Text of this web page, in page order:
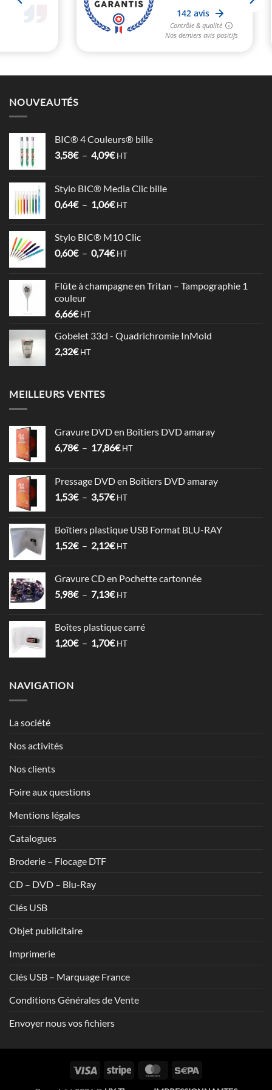
NOUVEAUTÉS
BIC® 4 Couleurs® bille
3,58€ – 4,09€Plage
3,58€
à
HT
Stylo BIC® Media Clic bille
0,64€ – 1,06€Plage
0,64€
à
HT
Stylo BIC® M10 Clic
0,60€ – 0,74€Plage
0,60€
HT
Flûte à champagne en Tritan – Tampographie 1
couleur
6,66€ HT
Gobelet 33cl - Quadrichromie InMold
2,32€ HT
MEILLEURS VENTES
Gravure DVD en Boîtiers DVD amaray
6,78€ – 17,86€Plage
6,78€
à
HT
Pressage DVD en Boîtiers DVD amaray
1,53€ – 3,57€Plage
1,53€
à
HT
Boîtiers plastique USB Format BLU-RAY
1,52€ – 2,12€Plage
1,52€
à
HT
Gravure CD en Pochette cartonnée
5,98€ – 7,13€Plage
5,98€
à
HT
Boîtes plastique carré
1,20€ – 1,70€Plage
HT
NAVIGATION
La société
Nos activités
Nos clients
Foire aux questions
Mentions légales
Catalogues
Broderie – Flocage DTF
CD – DVD – Blu-Ray
Clés USB
Objet publicitaire
Imprimerie
Clés USB – Marquage France
Conditions Générales de Vente
Envoyer nous vos fichiers
Visa Stripe MasterCard